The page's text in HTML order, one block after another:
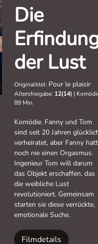
Die
der Lust
Originaltitel: Pour le plaisir
Altersfreigabe: 12(14) |
89 Min.
Komödie. Fanny und Tom
sind seit 20 Jahren
verheiratet, aber Fanny
noch nie einen Orgasmus.
Ingenieur Tom will darum
das Objekt erschaffen, das
die weibliche Lust
revolutioniert. Gemeinsam
starten sie diese verrückte,
emotionale Suche.
Filmdetails